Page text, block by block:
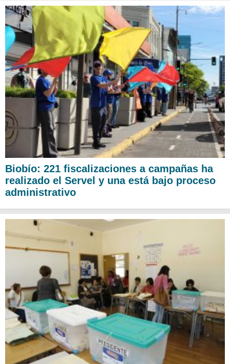
Biobío: 221 fiscalizaciones a campañas ha
realizado el Servel y una está bajo proceso
administrativo